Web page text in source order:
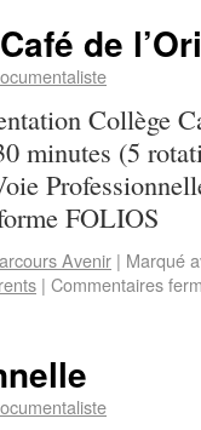
de
Collège
minutes (5
FOLIOS
Avenir | Marqué
| Commentaires